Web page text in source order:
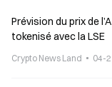
Prévision du prix de
tokenisé avec la LSE
Crypto News Land 04-